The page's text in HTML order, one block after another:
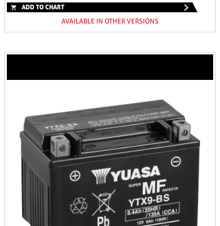
ADD TO CHART
AVAILABLE IN OTHER VERSIONS